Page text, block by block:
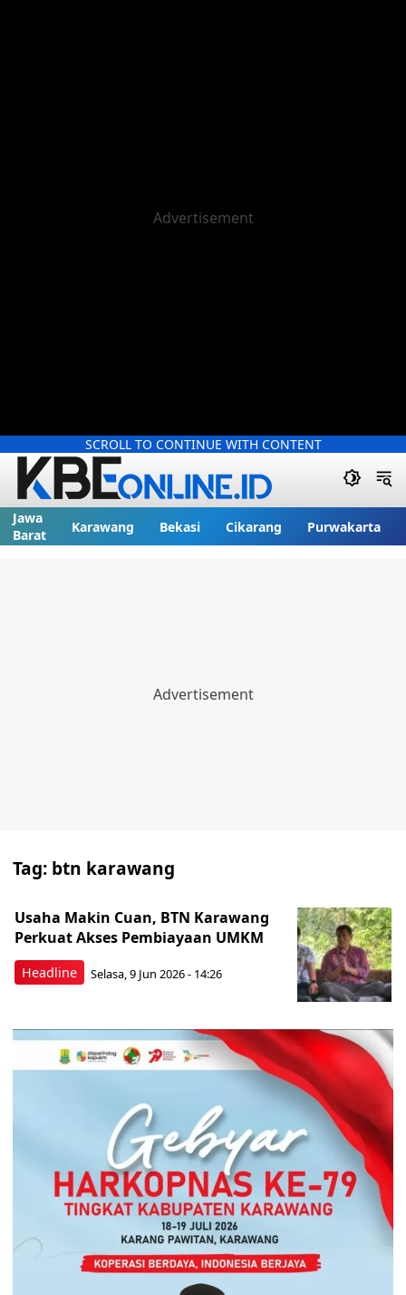
SCROLL TO CONTINUE WITH CONTENT
Jawa
Barat
Karawang Bekasi Cikarang Purwakarta
Tag: btn karawang
Headline
Usaha Makin Cuan, BTN Karawang
Perkuat Akses Pembiayaan UMKM
Selasa, 9 Jun 2026 - 14:26